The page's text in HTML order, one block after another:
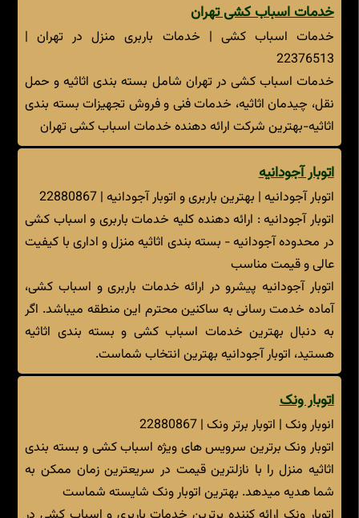
خدمات اسباب کشی تهران
خدمات اسباب کشی | خدمات باربری منزل در تهران |
22376513
خدمات اسباب کشی در تهران شامل بسته بندی اثاثیه و حمل
نقل، چیدمان اثاثیه، خدمات فنی و فروش تجهیزات بسته بندی
اثاثیه-بهترین شرکت ارائه دهنده خدمات اسباب کشی تهران
اتوبار آجودانیه
اتوبار آجودانیه | بهترین باربری و اتوبار آجودانیه | 22880867
اتوبار آجودانیه : ارائه دهنده کلیه خدمات باربری و اسباب کشی
در محدوده آجودانیه - بسته بندی اثاثیه منزل و اداری با کیفیت
عالی و قیمت مناسب
اتوبار آجودانیه پیشرو در ارائه خدمات باربری و اسباب کشی،
آماده خدمت رسانی به ساکنین محترم این منطقه میباشد. اگر
به دنبال بهترین خدمات اسباب کشی و بسته بندی اثاثیه
هستید، اتوبار آجودانیه بهترین انتخاب شماست.
اتوبار ونک
انوبار ونک | اتوبار برتر ونک | 22880867
اتوبار ونک برترین سرویس های ویژه اسباب کشی و بسته بندی
اثاثیه منزل را با نازلترین قیمت در سریعترین زمان ممکن به
شما هدیه میدهد. بهترین اتوبار ونک شایسته شماست